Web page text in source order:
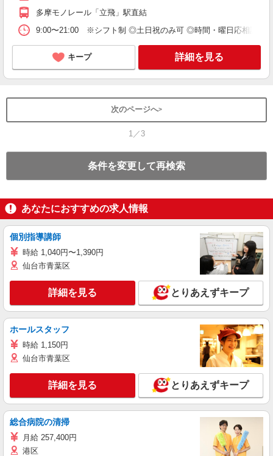
多摩モノレール「立飛」駅直結
9:00〜21:00 ※シフト制 ◎土日祝のみ可 ◎時間・曜日応相談 ◎1
キープ 詳細を見る
次のページへ
1／3
条件を変更して再検索
あなたにおすすめの求人情報
個別指導講師
時給 1,040円〜1,390円
仙台市青葉区
詳細を見る とりあえずキープ
ホールスタッフ
時給 1,150円
仙台市青葉区
詳細を見る とりあえずキープ
総合病院の清掃
月給 257,400円
港区